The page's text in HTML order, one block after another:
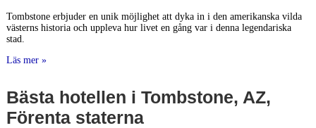
Tombstone erbjuder en unik möjlighet att dyka in i den amerikanska vilda
västerns historia och uppleva hur livet en gång var i denna legendariska
stad.
Läs mer »
Bästa hotellen i Tombstone, AZ,
Förenta staterna